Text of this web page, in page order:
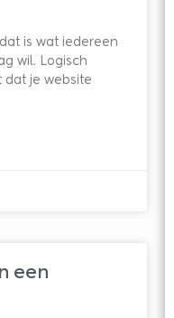
is wat iedereen
wil. Logisch
dat je website
een